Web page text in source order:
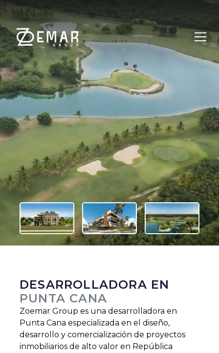
DESARROLLADORA EN
PUNTA CANA
Zoemar Group es una desarrolladora en
Punta Cana especializada en el diseño,
desarrollo y comercialización de proyectos
inmobiliarios de alto valor en República